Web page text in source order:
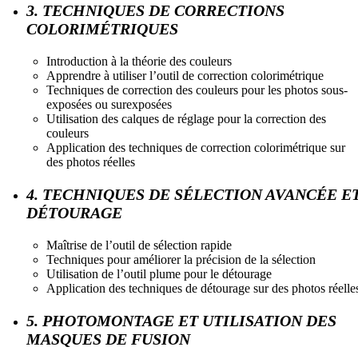
3. TECHNIQUES DE CORRECTIONS
COLORIMÉTRIQUES
Introduction à la théorie des couleurs
Apprendre à utiliser l’outil de correction colorimétrique
Techniques de correction des couleurs pour les photos sous-
exposées ou surexposées
Utilisation des calques de réglage pour la correction des
couleurs
Application des techniques de correction colorimétrique sur
des photos réelles
4. TECHNIQUES DE SÉLECTION AVANCÉE
DÉTOURAGE
Maîtrise de l’outil de sélection rapide
Techniques pour améliorer la précision de la sélection
Utilisation de l’outil plume pour le détourage
Application des techniques de détourage sur des photos
5. PHOTOMONTAGE ET UTILISATION DES
MASQUES DE FUSION